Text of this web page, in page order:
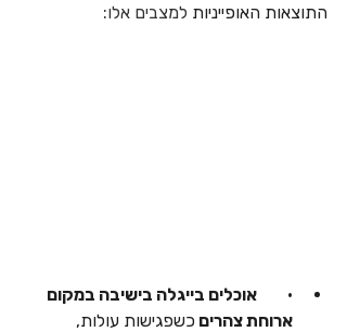
התוצאות האופייניות למצבים אלו:
· אוכלים בייגלה בישיבה במקום
ארוחת צהרים כשפגישות עולות,